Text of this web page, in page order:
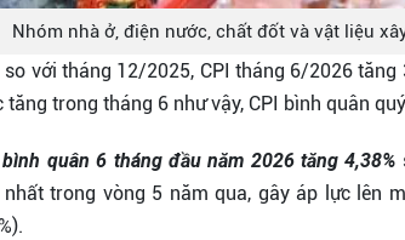
Nhóm nhà ở, điện nước, chất đốt và vật liệu
so với tháng 12/2025, CPI tháng 6/2026 tăng
tăng trong tháng 6 như vậy, CPI bình quân
quân 6 tháng đầu năm 2026 tăng 4,38%
trong vòng 5 năm qua, gây áp lực lên